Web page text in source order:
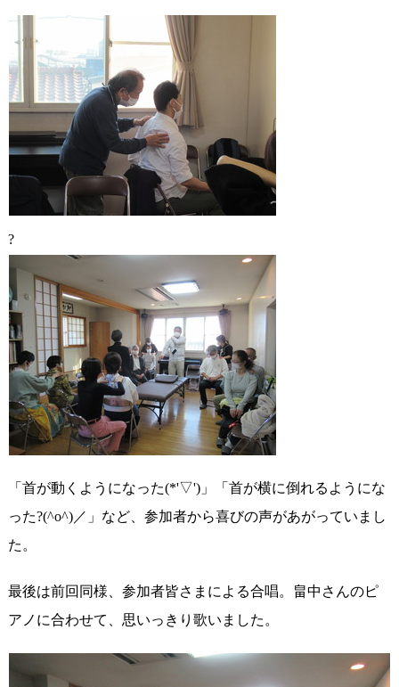
?
「首が動くようになった(*'▽')」「首が横に倒れるようにな
った?(^o^)／」など、参加者から喜びの声があがっていまし
た。
最後は前回同様、参加者皆さまによる合唱。畠中さんのピ
アノに合わせて、思いっきり歌いました。